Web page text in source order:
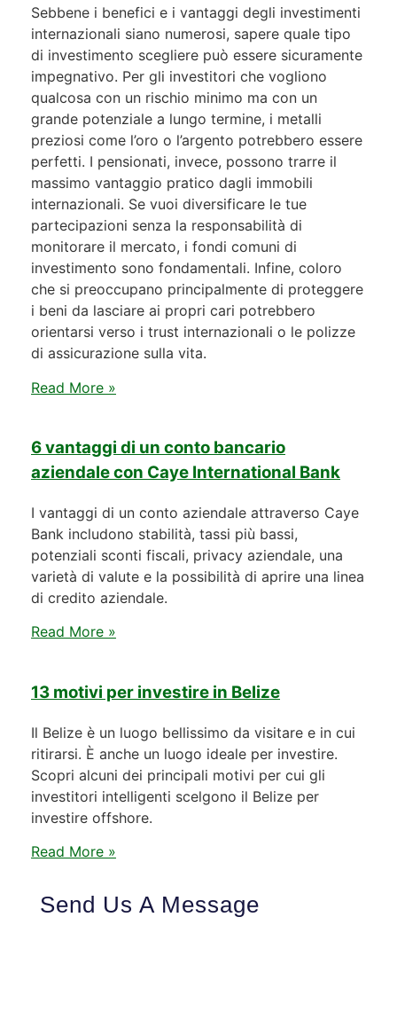
Sebbene i benefici e i vantaggi degli investimenti
internazionali siano numerosi, sapere quale tipo
di investimento scegliere può essere sicuramente
impegnativo. Per gli investitori che vogliono
qualcosa con un rischio minimo ma con un
grande potenziale a lungo termine, i metalli
preziosi come l’oro o l’argento potrebbero essere
perfetti. I pensionati, invece, possono trarre il
massimo vantaggio pratico dagli immobili
internazionali. Se vuoi diversificare le tue
partecipazioni senza la responsabilità di
monitorare il mercato, i fondi comuni di
investimento sono fondamentali. Infine, coloro
che si preoccupano principalmente di proteggere
i beni da lasciare ai propri cari potrebbero
orientarsi verso i trust internazionali o le polizze
di assicurazione sulla vita.
Read More »
6 vantaggi di un conto bancario
aziendale con Caye International Bank
I vantaggi di un conto aziendale attraverso Caye
Bank includono stabilità, tassi più bassi,
potenziali sconti fiscali, privacy aziendale, una
varietà di valute e la possibilità di aprire una linea
di credito aziendale.
Read More »
13 motivi per investire in Belize
Il Belize è un luogo bellissimo da visitare e in cui
ritirarsi. È anche un luogo ideale per investire.
Scopri alcuni dei principali motivi per cui gli
investitori intelligenti scelgono il Belize per
investire offshore.
Read More »
Send Us A Message